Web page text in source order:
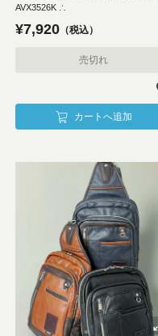
AVX3526K ∴
¥7,920 税込
売切れ
カートへ追加